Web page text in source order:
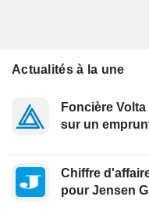
Actualités à la une
Foncière
sur un
Chiffre
pour Jensen